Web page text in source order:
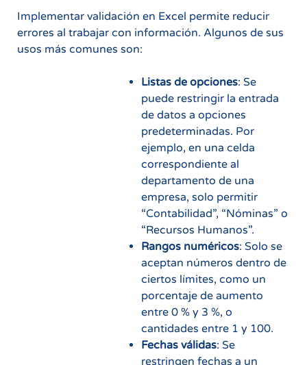
Implementar validación en Excel permite reducir
errores al trabajar con información. Algunos de sus
usos más comunes son:
Listas de opciones: Se
puede restringir la entrada
de datos a opciones
predeterminadas. Por
ejemplo, en una celda
correspondiente al
departamento de una
empresa, solo permitir
“Contabilidad”, “Nóminas” o
“Recursos Humanos”.
Rangos numéricos: Solo se
aceptan números dentro de
ciertos límites, como un
porcentaje de aumento
entre 0 % y 3 %, o
cantidades entre 1 y 100.
Fechas válidas: Se
restringen fechas a un